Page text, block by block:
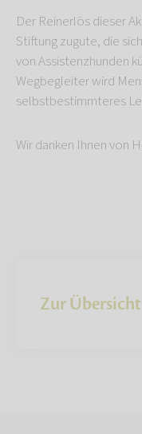
Der Reinerlös dieser
Stiftung zugute, die
von Assistenzhunden
Wegbegleiter wird
selbstbestimmteres
Wir danken Ihnen von
Zur Übersicht